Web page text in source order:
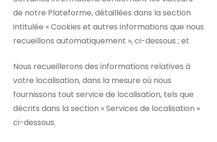
de notre Plateforme, détaillées dans la section
intitulée « Cookies et autres informations que nous
recueillons automatiquement », ci-dessous ; et
Nous recueillerons des informations relatives à
votre localisation, dans la mesure où nous
fournissons tout service de localisation, tels que
décrits dans la section « Services de localisation »
ci-dessous.